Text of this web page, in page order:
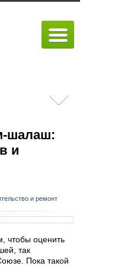
шалаш:
и
и ремонт
чтобы оценить
так
Пока такой